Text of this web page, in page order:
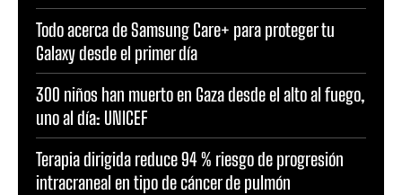
Todo acerca de Samsung Care+ para proteger tu
Galaxy desde el primer día
300 niños han muerto en Gaza desde el alto al fuego,
uno al día: UNICEF
Terapia dirigida reduce 94 % riesgo de progresión
intracraneal en tipo de cáncer de pulmón